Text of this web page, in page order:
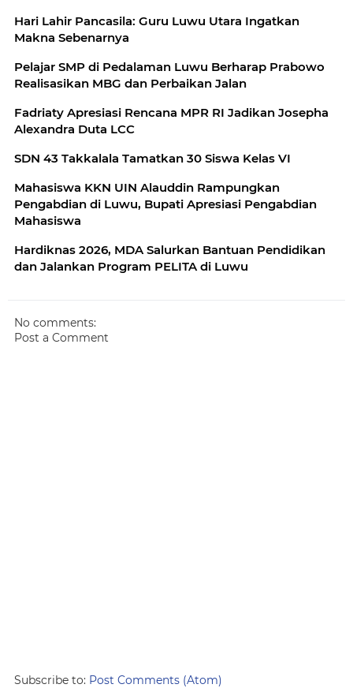
Hari Lahir Pancasila: Guru Luwu Utara Ingatkan
Makna Sebenarnya
Pelajar SMP di Pedalaman Luwu Berharap Prabowo
Realisasikan MBG dan Perbaikan Jalan
Fadriaty Apresiasi Rencana MPR RI Jadikan Josepha
Alexandra Duta LCC
SDN 43 Takkalala Tamatkan 30 Siswa Kelas VI
Mahasiswa KKN UIN Alauddin Rampungkan
Pengabdian di Luwu, Bupati Apresiasi Pengabdian
Mahasiswa
Hardiknas 2026, MDA Salurkan Bantuan Pendidikan
dan Jalankan Program PELITA di Luwu
No comments:
Post a Comment
Subscribe to: Post Comments (Atom)